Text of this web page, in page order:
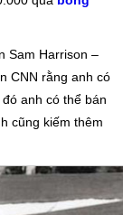
Sam Harrison –
CNN rằng anh có
anh có thể bán
cũng kiếm thêm